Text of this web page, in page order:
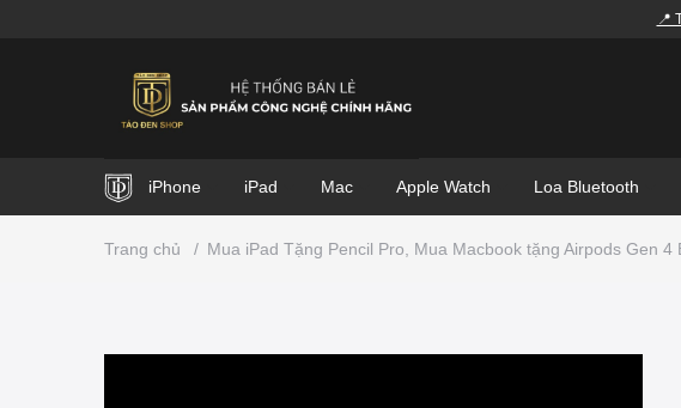
📍
iPhone iPad Mac Apple Watch Loa Bluetooth
Trang chủ / Mua iPad Tặng Pencil Pro, Mua Macbook tặng Airpods Gen 4